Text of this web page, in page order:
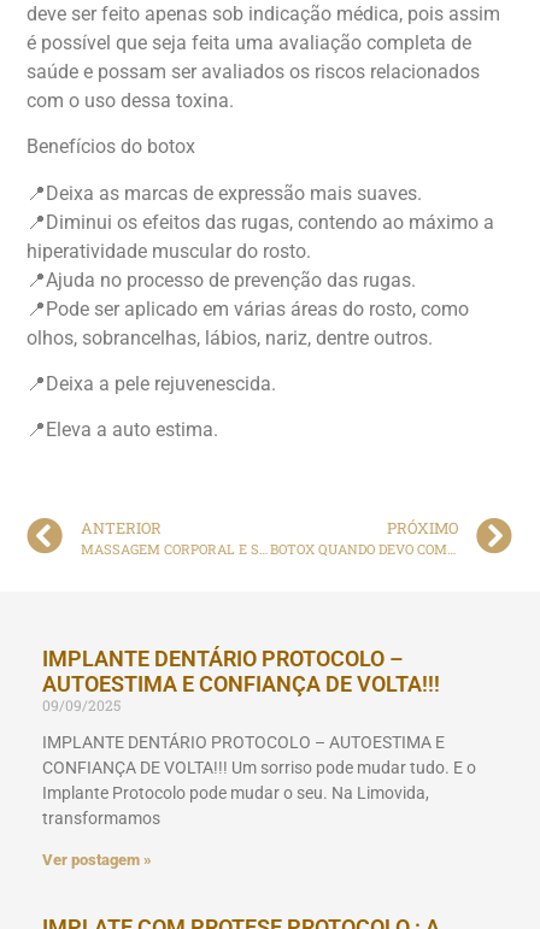
deve ser feito apenas sob indicação médica, pois assim
é possível que seja feita uma avaliação completa de
saúde e possam ser avaliados os riscos relacionados
com o uso dessa toxina.
Benefícios do botox
📍Deixa as marcas de expressão mais suaves.
📍Diminui os efeitos das rugas, contendo ao máximo a
hiperatividade muscular do rosto.
📍Ajuda no processo de prevenção das rugas.
📍Pode ser aplicado em várias áreas do rosto, como
olhos, sobrancelhas, lábios, nariz, dentre outros.
📍Deixa a pele rejuvenescida.
📍Eleva a auto estima.
ANTERIOR PRÓXIMO
BOTOX QUANDO DEVO COMEÇAR E PARA QUE SERVE ???
IMPLANTE DENTÁRIO PROTOCOLO –
AUTOESTIMA E CONFIANÇA DE VOLTA!!!
09/09/2025
IMPLANTE DENTÁRIO PROTOCOLO – AUTOESTIMA E
CONFIANÇA DE VOLTA!!! Um sorriso pode mudar tudo. E o
Implante Protocolo pode mudar o seu. Na Limovida,
transformamos
Ver postagem »